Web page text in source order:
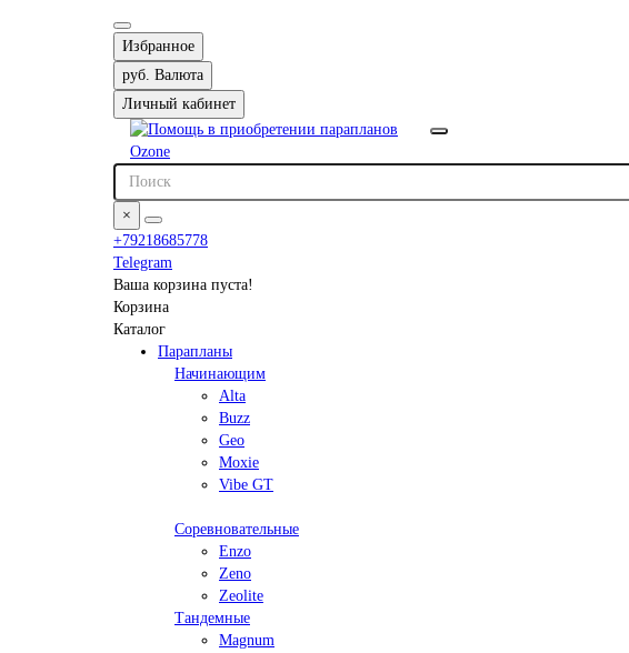
Избранное
руб. Валюта
Личный кабинет
×
+79218685778
Telegram
Ваша корзина пуста!
Корзина
Каталог
Парапланы
Начинающим
Alta
Buzz
Geo
Moxie
Vibe GT
Соревновательные
Enzo
Zeno
Zeolite
Тандемные
Magnum